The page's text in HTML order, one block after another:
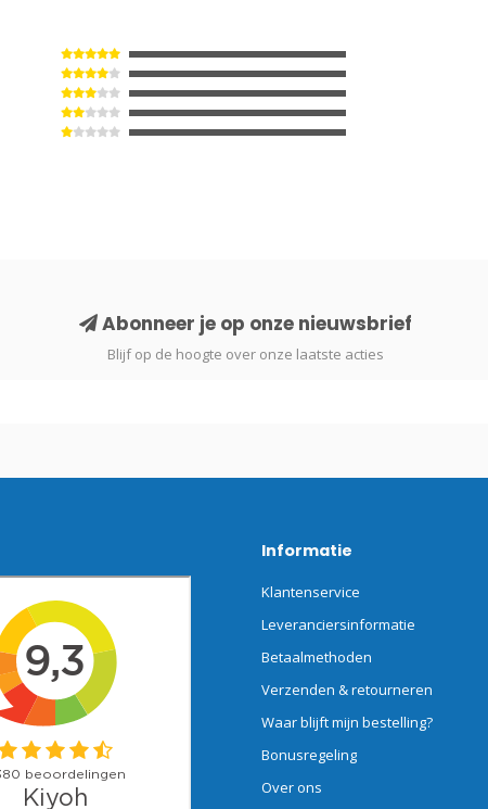
Abonneer je op onze nieuwsbrief
Blijf op de hoogte over onze laatste acties
Informatie
Klantenservice
Leveranciersinformatie
Betaalmethoden
Verzenden & retourneren
Waar blijft mijn bestelling?
Bonusregeling
Over ons